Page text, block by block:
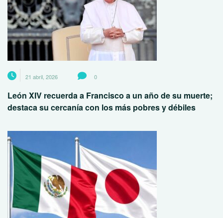
21 abril, 2026 0
León XIV recuerda a Francisco a un año de su muerte;
destaca su cercanía con los más pobres y débiles